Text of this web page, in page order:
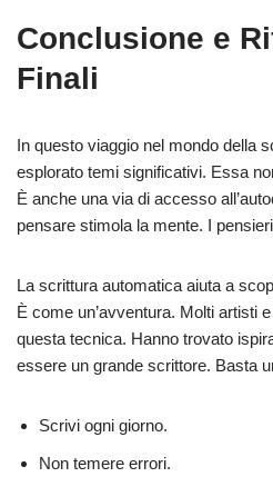
Conclusione e
Finali
In questo viaggio nel mondo della
esplorato temi significativi. Essa
È anche una via di accesso
pensare stimola la mente. I
La scrittura automatica aiuta a
È come un’avventura. Molti artisti
questa tecnica. Hanno trovato
essere un grande scrittore. Basta
Scrivi ogni giorno.
Non temere errori.